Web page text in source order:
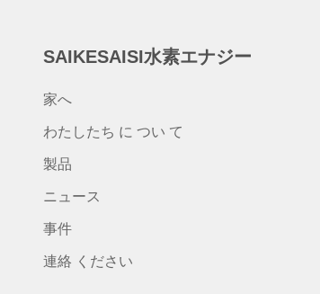
SAIKESAISI水素エナジー
家へ
わたしたち に つい て
製品
ニュース
事件
連絡 ください